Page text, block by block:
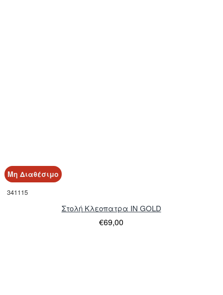
Μη Διαθέσιμο
341115
Στολή Κλεοπατρα IN GOLD
€69,00